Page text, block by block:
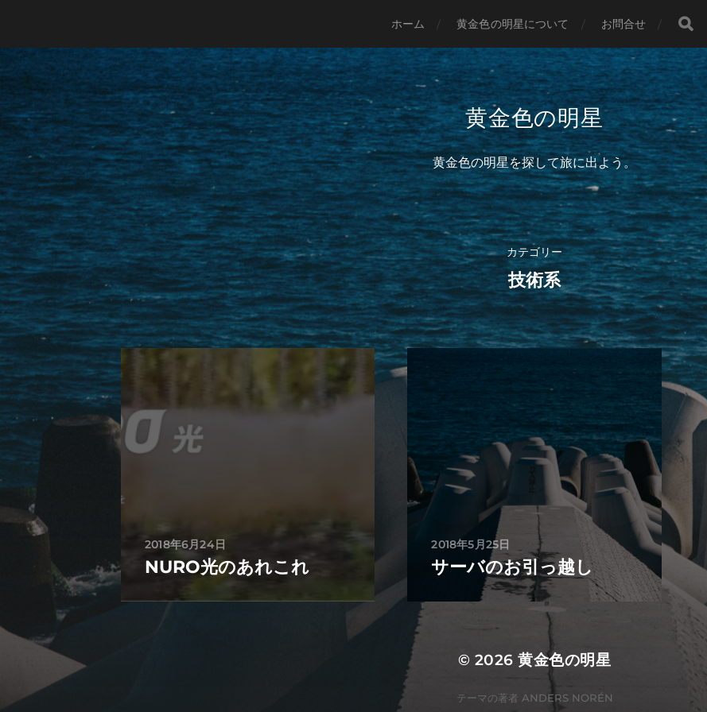
ホーム 黄金色の明星について お問合せ
黄金色の明星
黄金色の明星を探して旅に出よう。
カテゴリー
技術系
2018年6月24日
NURO光のあれこれ
2018年5月25日
サーバのお引っ越し
© 2026黄金色の明星
テーマの著者 ANDERS NORÉN